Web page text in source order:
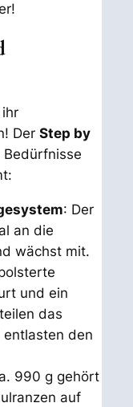
DerStep by
: Der
an die
wächst mit.
und ein
das
entlasten den
990 g gehört
auf